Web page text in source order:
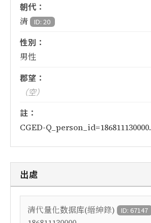
朝代：
清 ID: 20
性別：
男性
郡望：
（空）
註：
CGED-Q_person_id=186811130000.
出處
清代量化数据库(縉紳錄) ID: 67147